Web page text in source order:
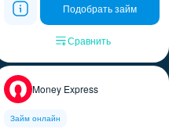
Подобрать займ
Сравнить
Money Express
Займ онлайн